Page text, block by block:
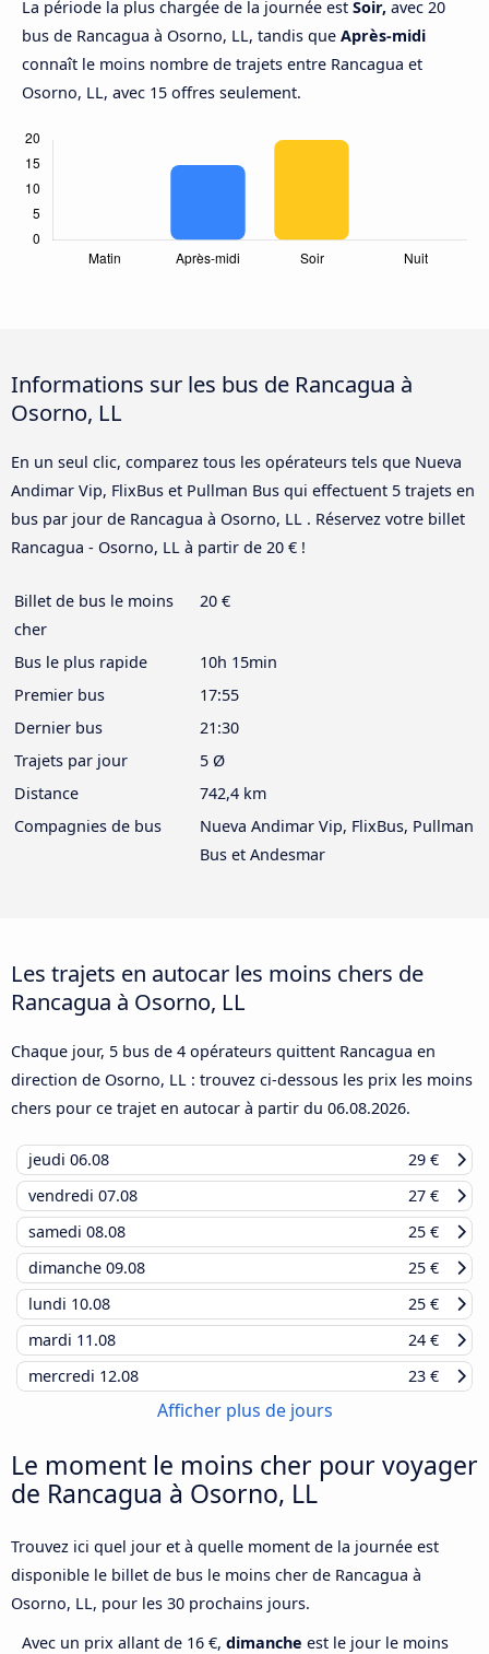
La période la plus chargée de la journée est Soir, avec 20
bus de Rancagua à Osorno, LL, tandis que Après-midi
connaît le moins nombre de trajets entre Rancagua et
Osorno, LL, avec 15 offres seulement.
Informations sur les bus de Rancagua à
Osorno, LL
En un seul clic, comparez tous les opérateurs tels que Nueva
Andimar Vip, FlixBus et Pullman Bus qui effectuent 5 trajets en
bus par jour de Rancagua à Osorno, LL . Réservez votre billet
Rancagua - Osorno, LL à partir de 20 € !
Billet de bus le moins
cher
20 €
Bus le plus rapide
10h 15min
Premier bus
17:55
Dernier bus
21:30
Trajets par jour
5 Ø
Distance
742,4 km
Compagnies de bus
Nueva Andimar Vip, FlixBus, Pullman
Bus et Andesmar
Les trajets en autocar les moins chers de
Rancagua à Osorno, LL
Chaque jour, 5 bus de 4 opérateurs quittent Rancagua en
direction de Osorno, LL : trouvez ci-dessous les prix les moins
chers pour ce trajet en autocar à partir du 06.08.2026.
jeudi 06.08
29 €
vendredi 07.08
27 €
samedi 08.08
25 €
dimanche 09.08
25 €
lundi 10.08
25 €
mardi 11.08
24 €
mercredi 12.08 23 €
Afficher plus de jours
Le moment le moins cher pour voyager
de Rancagua à Osorno, LL
Trouvez ici quel jour et à quelle moment de la journée est
disponible le billet de bus le moins cher de Rancagua à
Osorno, LL, pour les 30 prochains jours.
Avec un prix allant de 16 €, dimanche est le jour le moins